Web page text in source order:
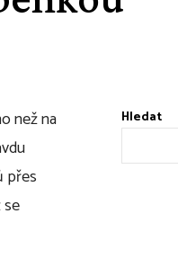
než na
přes
Hledat